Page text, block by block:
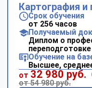
Картография и
Срок обучения
от 256 часов
Получаемый
Диплом о
переподготовке
Обучение на
Высшее,
от 32 980 руб.
от 54 980 руб.